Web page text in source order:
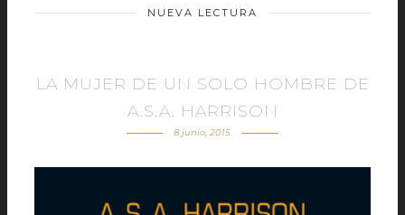
NUEVA LECTURA
LA MUJER DE UN SOLO HOMBRE DE
A.S.A. HARRISON
8 junio, 2015